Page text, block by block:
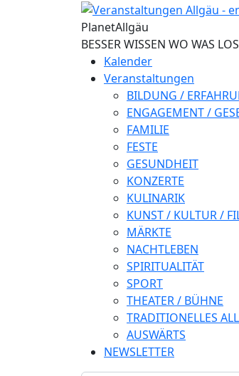
Direkt zum Inhalt
PlanetAllgäu
BESSER WISSEN WO WAS
Kalender
Veranstaltungen
BILDUNG /
ENGAGEMENT /
FAMILIE
FESTE
GESUNDHEIT
KONZERTE
KULINARIK
KUNST / KULTUR /
MÄRKTE
NACHTLEBEN
SPIRITUALITÄT
SPORT
THEATER / BÜHNE
TRADITIONELLES
AUSWÄRTS
NEWSLETTER